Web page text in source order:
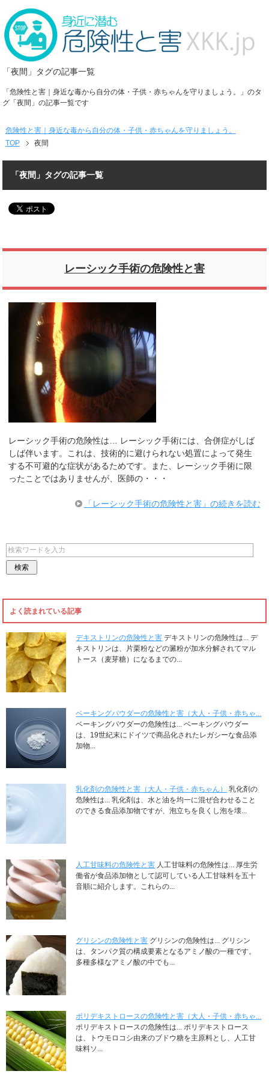
「夜間」タグの記事一覧
「危険性と害｜身近な毒から自分の体・子供・赤ちゃんを守りましょう。」のタ
グ「夜間」の記事一覧です
危険性と害｜身近な毒から自分の体・子供・赤ちゃんを守りましょう。
TOP
夜間
「夜間」タグの記事一覧
レーシック手術の危険性と害
レーシック手術の危険性は… レーシック手術には、合併症がしば
しば伴います。これは、技術的に避けられない処置によって発生
する不可避的な症状があるためです。また、レーシック手術に限
ったことではありませんが、医師の・・・
「レーシック手術の危険性と害」の続きを読む
よく読まれている記事
デキストリンの危険性と害 デキストリンの危険性は... デ
キストリンは、片栗粉などの澱粉が加水分解されてマル
トース（麦芽糖）になるまでの...
ベーキングパウダーの危険性と害（大人・子供・赤ちゃ...
ベーキングパウダーの危険性は... ベーキングパウダー
は、19世紀末にドイツで商品化されたレガシーな食品添
加物...
乳化剤の危険性と害（大人・子供・赤ちゃん）
乳化剤の
危険性は... 乳化剤は、水と油を均一に混ぜ合わせること
のできる食品添加物ですが、泡立ちを良くし泡を壊...
人工甘味料の危険性と害 人工甘味料の危険性は... 厚生労
働省が食品添加物として認可している人工甘味料を五十
音順に紹介します。これらの...
グリシンの危険性と害 グリシンの危険性は... グリシン
は、タンパク質の構成要素となるアミノ酸の一種です。
多種多様なアミノ酸の中でも...
ポリデキストロースの危険性と害（大人・子供・赤ちゃ...
ポリデキストロースの危険性は... ポリデキストロース
は、トウモロコシ由来のブドウ糖を主原料とし、人工甘
味料ソ...